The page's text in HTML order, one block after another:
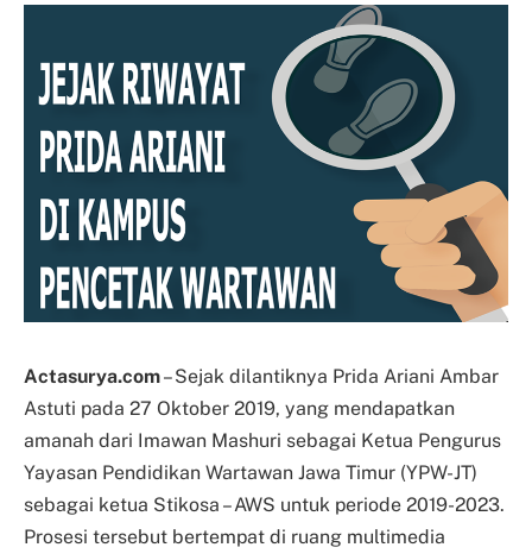
Actasurya.com– Sejak dilantiknya Prida Ariani Ambar
Astuti pada 27 Oktober 2019, yang mendapatkan
amanah dari Imawan Mashuri sebagai Ketua Pengurus
Yayasan Pendidikan Wartawan Jawa Timur (YPW-JT)
sebagai ketua Stikosa – AWS untuk periode 2019-2023.
Prosesi tersebut bertempat di ruang multimedia